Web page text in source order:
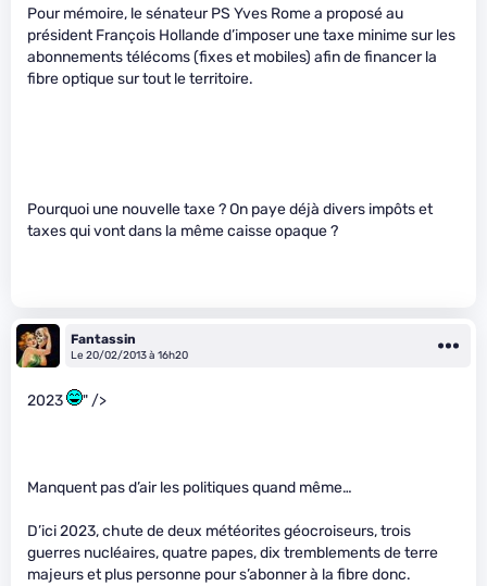
Pour mémoire, le sénateur PS Yves Rome a proposé au
président François Hollande d’imposer une taxe minime sur les
abonnements télécoms (fixes et mobiles) afin de financer la
fibre optique sur tout le territoire.
Pourquoi une nouvelle taxe ? On paye déjà divers impôts et
taxes qui vont dans la même caisse opaque ?
Fantassin
Le 20/02/2013 à 16h20
2023 " />
Manquent pas d’air les politiques quand même…
D’ici 2023, chute de deux météorites géocroiseurs, trois
guerres nucléaires, quatre papes, dix tremblements de terre
majeurs et plus personne pour s’abonner à la fibre donc.